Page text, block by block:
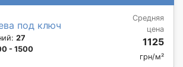
под ключ
27
- 1500
Средняя
цена
1125
грн/м²